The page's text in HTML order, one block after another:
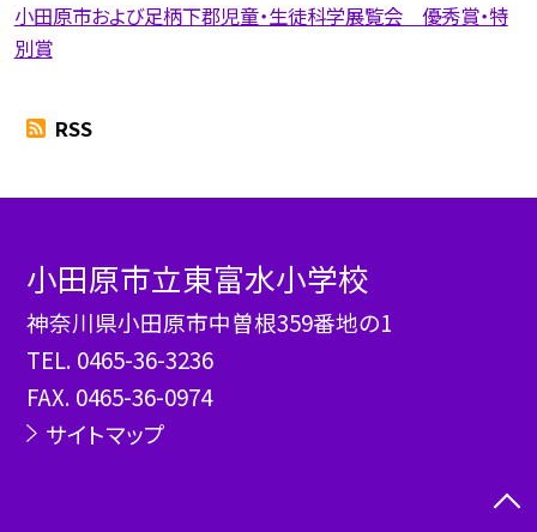
小田原市および足柄下郡児童・生徒科学展覧会 優秀賞・特
別賞
RSS
小田原市立東富水小学校
神奈川県小田原市中曽根359番地の1
TEL. 0465-36-3236
FAX. 0465-36-0974
サイトマップ